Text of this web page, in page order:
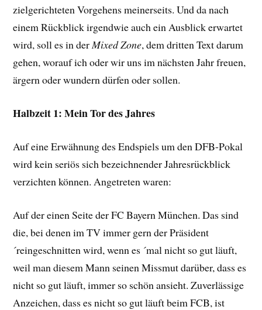
zielgerichteten Vorgehens meinerseits. Und da nach
einem Rückblick irgendwie auch ein Ausblick erwartet
wird, soll es in derMixed Zone, dem dritten Text darum
gehen, worauf ich oder wir uns im nächsten Jahr freuen,
ärgern oder wundern dürfen oder sollen.
Halbzeit 1: Mein Tor des Jahres
Auf eine Erwähnung des Endspiels um den DFB-Pokal
wird kein seriös sich bezeichnender Jahresrückblick
verzichten können. Angetreten waren:
Auf der einen Seite der FC Bayern München. Das sind
die, bei denen im TV immer gern der Präsident
´reingeschnitten wird, wenn es ´mal nicht so gut läuft,
weil man diesem Mann seinen Missmut darüber, dass es
nicht so gut läuft, immer so schön ansieht. Zuverlässige
Anzeichen, dass es nicht so gut läuft beim FCB, ist